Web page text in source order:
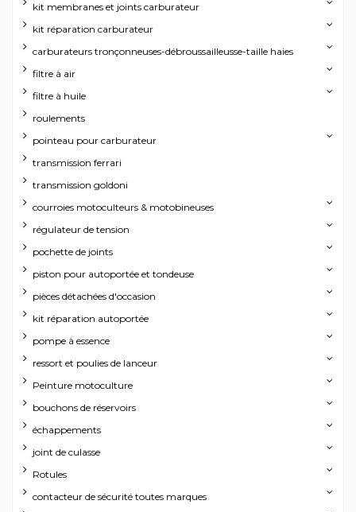
kit membranes et joints carburateur
kit réparation carburateur
carburateurs tronçonneuses-débroussailleusse-taille haies
filtre à air
filtre à huile
roulements
pointeau pour carburateur
transmission ferrari
transmission goldoni
courroies motoculteurs & motobineuses
régulateur de tension
pochette de joints
piston pour autoportée et tondeuse
pièces détachées d'occasion
kit réparation autoportée
pompe à essence
ressort et poulies de lanceur
Peinture motoculture
bouchons de réservoirs
échappements
joint de culasse
Rotules
contacteur de sécurité toutes marques